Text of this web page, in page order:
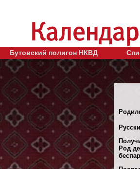
Бутовский полигон НКВД
Род